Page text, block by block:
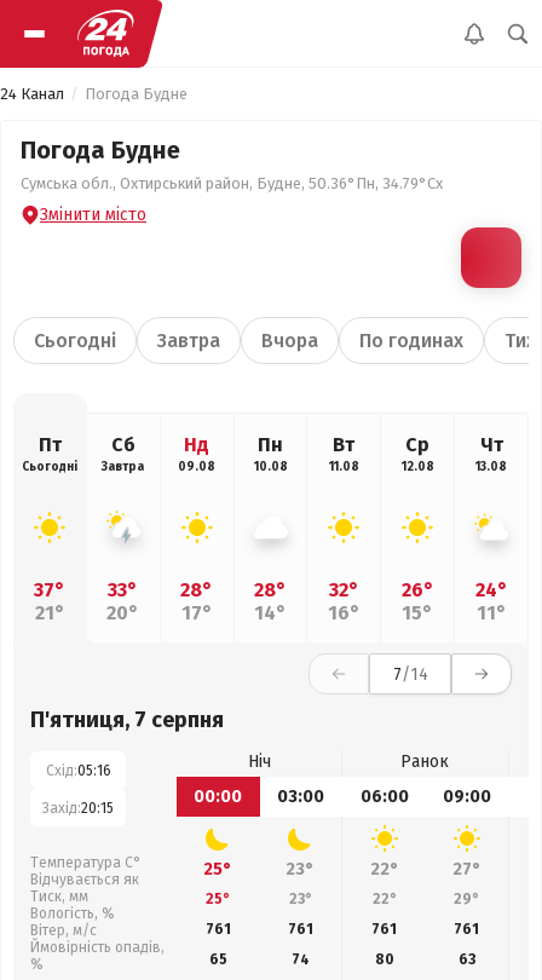
24 Канал Погода Будне
Погода Будне
Сумська обл., Охтирський район, Будне, 50.36°Пн, 34.79°Сх
Змінити місто
Сьогодні Завтра Вчора По годинах
Пт
Сьогодні
37°
21°
Сб
Завтра
33°
20°
Нд
09.08
28°
17°
Пн
10.08
28°
14°
Вт
11.08
32°
16°
Ср
12.08
26°
15°
Чт
13.08
24°
11°
7/14
П'ятниця, 7 серпня
Схід:05:16
Захід:20:15
Температура С°
Відчувається як
Тиск, мм
Вологість, %
Вітер, м/с
Ймовірність опадів,
%
Ніч
Ранок
00:00
03:00 06:00 09:00
25° 23° 22° 27°
25° 23° 22° 29°
761
761 761 761
65
74 80 63